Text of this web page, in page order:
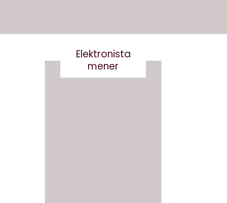
Elektronista
mener